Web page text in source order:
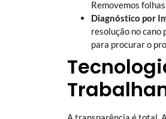
Removemos
Diagnóstico por
resolução no
para procurar o